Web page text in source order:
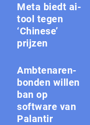
Meta biedt ai-
tool tegen
‘Chinese’
prijzen
Amb­te­na­ren­
bon­den willen
ban op
software van
Palantir